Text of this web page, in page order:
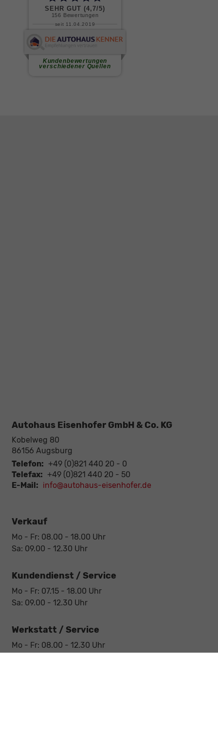
Autohaus Eisenhofer GmbH & Co. KG
Kobelweg 80
86156 Augsburg
Telefon: +49 (0)821 440 20 - 0
Telefax: +49 (0)821 440 20 - 50
E-Mail: info@autohaus-eisenhofer.de
Verkauf
Mo - Fr: 08.00 - 18.00 Uhr
Sa: 09.00 - 12.30 Uhr
Kundendienst / Service
Mo - Fr: 07.15 - 18.00 Uhr
Sa: 09.00 - 12.30 Uhr
Werkstatt / Service
Mo - Fr: 08.00 - 12.30 Uhr